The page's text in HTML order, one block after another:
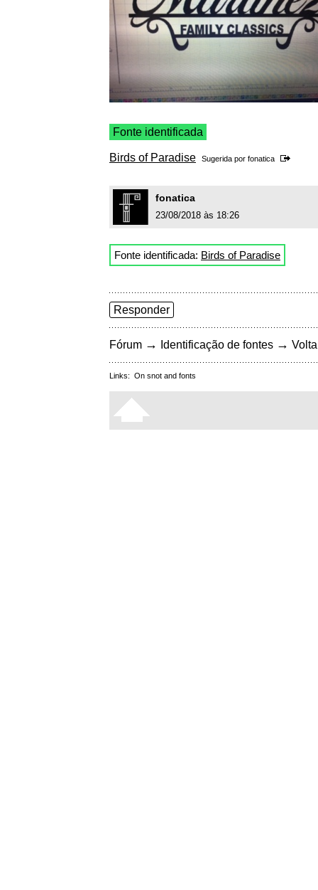
Fonte identificada
Birds of Paradise Sugerida por fonatica
fonatica
23/08/2018 às 18:26
Fonte identificada: Birds of Paradise
Responder
Fórum → Identificação de fontes →
Links: On snot and fonts